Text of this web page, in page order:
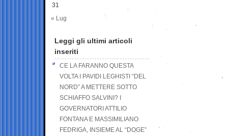
31
« Lug
Leggi gli ultimi articoli
inseriti
CE LA FARANNO QUESTA
VOLTA I PAVIDI LEGHISTI “DEL
NORD” A METTERE SOTTO
SCHIAFFO SALVINI? I
GOVERNATORI ATTILIO
FONTANA E MASSIMILIANO
FEDRIGA, INSIEME AL “DOGE”